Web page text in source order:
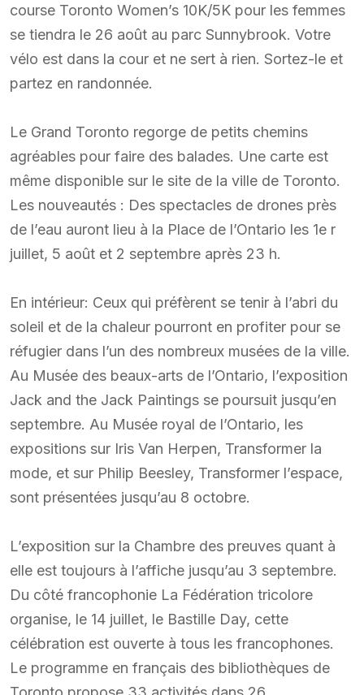
course Toronto Women’s 10K/5K pour les femmes
se tiendra le 26 août au parc Sunnybrook. Votre
vélo est dans la cour et ne sert à rien. Sortez-le et
partez en randonnée.
Le Grand Toronto regorge de petits chemins
agréables pour faire des balades. Une carte est
même disponible sur le site de la ville de Toronto.
Les nouveautés : Des spectacles de drones près
de l’eau auront lieu à la Place de l’Ontario les 1e r
juillet, 5 août et 2 septembre après 23 h.
En intérieur: Ceux qui préfèrent se tenir à l’abri du
soleil et de la chaleur pourront en profiter pour se
réfugier dans l’un des nombreux musées de la ville.
Au Musée des beaux-arts de l’Ontario, l’exposition
Jack and the Jack Paintings se poursuit jusqu’en
septembre. Au Musée royal de l’Ontario, les
expositions sur Iris Van Herpen, Transformer la
mode, et sur Philip Beesley, Transformer l’espace,
sont présentées jusqu’au 8 octobre.
L’exposition sur la Chambre des preuves quant à
elle est toujours à l’affiche jusqu’au 3 septembre.
Du côté francophonie La Fédération tricolore
organise, le 14 juillet, le Bastille Day, cette
célébration est ouverte à tous les francophones.
Le programme en français des bibliothèques de